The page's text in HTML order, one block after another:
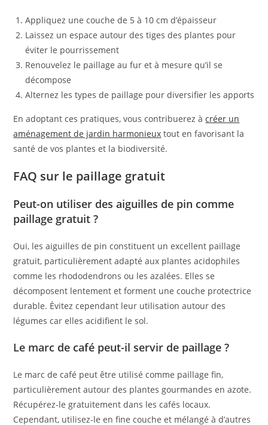
Appliquez une couche de 5 à 10 cm d’épaisseur
Laissez un espace autour des tiges des plantes pour
éviter le pourrissement
Renouvelez le paillage au fur et à mesure qu’il se
décompose
Alternez les types de paillage pour diversifier les apports
En adoptant ces pratiques, vous contribuerez àcréer un
aménagement de jardin harmonieux tout en favorisant la
santé de vos plantes et la biodiversité.
FAQ sur le paillage gratuit
Peut-on utiliser des aiguilles de pin comme
paillage gratuit ?
Oui, les aiguilles de pin constituent un excellent paillage
gratuit, particulièrement adapté aux plantes acidophiles
comme les rhododendrons ou les azalées. Elles se
décomposent lentement et forment une couche protectrice
durable. Évitez cependant leur utilisation autour des
légumes car elles acidifient le sol.
Le marc de café peut-il servir de paillage ?
Le marc de café peut être utilisé comme paillage fin,
particulièrement autour des plantes gourmandes en azote.
Récupérez-le gratuitement dans les cafés locaux.
Cependant, utilisez-le en fine couche et mélangé à d’autres